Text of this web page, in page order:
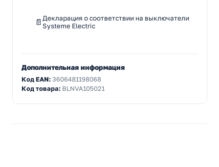
Декларация о соответствии на выключатели
Systeme Electric
Дополнительная информация
Код EAN:3606481198068
Код товара: BLNVA105021